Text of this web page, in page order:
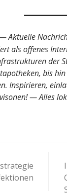
Aktuelle
als offenes
der
bis
Inspirieren,
— Alles